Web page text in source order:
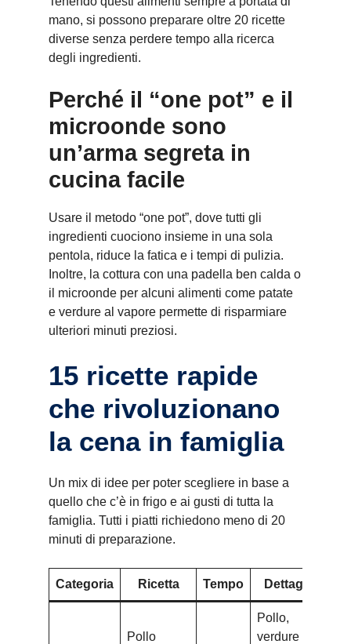
mano, si possono preparare oltre 20 ricette
diverse senza perdere tempo alla ricerca
degli ingredienti.
Perché il “one pot” e il
microonde sono
un’arma segreta in
cucina facile
Usare il metodo “one pot”, dove tutti gli
ingredienti cuociono insieme in una sola
pentola, riduce la fatica e i tempi di pulizia.
Inoltre, la cottura con una padella ben calda o
il microonde per alcuni alimenti come patate
e verdure al vapore permette di risparmiare
ulteriori minuti preziosi.
15 ricette rapide
che rivoluzionano
la cena in famiglia
Un mix di idee per poter scegliere in base a
quello che c’è in frigo e ai gusti di tutta la
famiglia. Tutti i piatti richiedono meno di 20
minuti di preparazione.
Categoria Ricetta Tempo Dettagli
Pollo
Pollo,
verdure